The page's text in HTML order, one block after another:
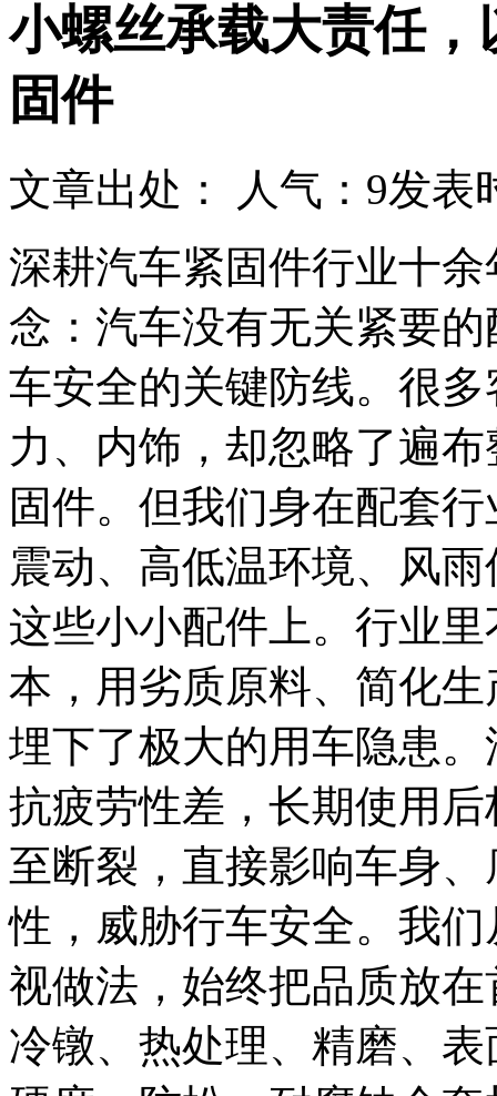
小螺丝承载大责任
固件
文章出处： 人气： 9发表
深耕汽车紧固件行业十
念：汽车没有无关紧要
车安全的关键防线。很
力、内饰，却忽略了遍
固件。但我们身在配套
震动、高低温环境、风
这些小小配件上。行业
本，用劣质原料、简化
埋下了极大的用车隐患
抗疲劳性差，长期使用
至断裂，直接影响车身
性，威胁行车安全。我
视做法，始终把品质放
冷镦、热处理、精磨、